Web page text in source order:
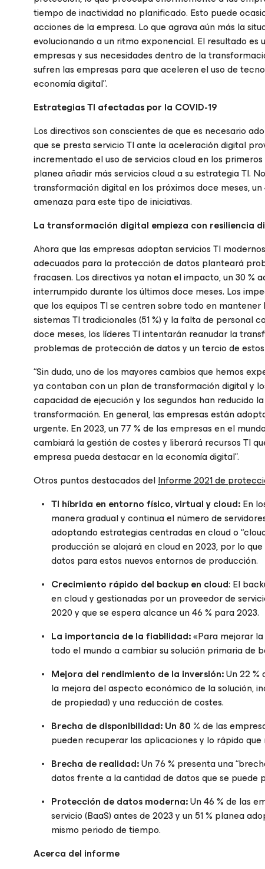
tiempo de inactividad no planificado. Esto puede
acciones de la empresa. Lo que agrava aún más la
evolucionando a un ritmo exponencial. El resultado
empresas y sus necesidades dentro de la
sufren las empresas para que aceleren el uso de
economía digital”.
Estrategias TI afectadas por la COVID-19
Los directivos son conscientes de que es necesario
que se presta servicio TI ante la aceleración digital
incrementado el uso de servicios cloud en los
planea añadir más servicios cloud a su estrategia TI.
transformación digital en los próximos doce meses,
amenaza para este tipo de iniciativas.
La transformación digital empieza con resiliencia
Ahora que las empresas adoptan servicios TI
adecuados para la protección de datos planteará
fracasen. Los directivos ya notan el impacto, un 30 %
interrumpido durante los últimos doce meses. Los
que los equipos TI se centren sobre todo en
sistemas TI tradicionales (51 %) y la falta de personal
doce meses, los líderes TI intentarán reanudar la
problemas de protección de datos y un tercio de
“Sin duda, uno de los mayores cambios que hemos
ya contaban con un plan de transformación digital y
capacidad de ejecución y los segundos han reducido
transformación. En general, las empresas están
urgente. En 2023, un 77 % de las empresas en el
cambiará la gestión de costes y liberará recursos TI
empresa pueda destacar en la economía digital”.
Otros puntos destacados delInforme 2021 de
TI híbrida en entorno físico, virtual y cloud:En
manera gradual y continua el número de
adoptando estrategias centradas en cloud o
producción se alojará en cloud en 2023, por lo
datos para estos nuevos entornos de producción.
Crecimiento rápido del backup en cloud: El
en cloud y gestionadas por un proveedor de
2020 y que se espera alcance un 46 % para 2023.
La importancia de la fiabilidad:«Para mejorar
todo el mundo a cambiar su solución primaria de
Mejora del rendimiento de la inversión:Un 22
la mejora del aspecto económico de la solución,
de propiedad) y una reducción de costes.
Brecha de disponibilidad: Un 80 %de las
pueden recuperar las aplicaciones y lo rápido
Brecha de realidad:Un 76 % presenta una
datos frente a la cantidad de datos que se
Protección de datos moderna:Un 46 % de las
servicio (BaaS) antes de 2023 y un 51 % planea
mismo periodo de tiempo.
Acerca del informe